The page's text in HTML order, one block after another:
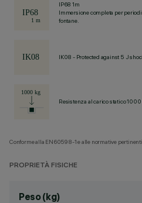
IP68 1m
Immersione completa per
fontane.
IK08 - Protected against 5 J
Resistenza al carico statico 1000
Conforme alla EN60598-1 e alle normative
PROPRIETÀ FISICHE
Peso (kg)